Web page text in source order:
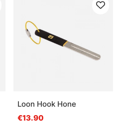
Loon Hook Hone
€13.90